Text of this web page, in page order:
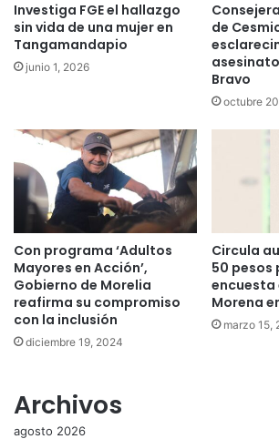
Investiga FGE el hallazgo
sin vida de una mujer en
Tangamandapio
junio 1, 2026
de
Bravo
octubre
Con programa ‘Adultos
Mayores en Acción’,
Gobierno de Morelia
reafirma su compromiso
con la inclusión
diciembre 19, 2024
Circula
50 pesos
encuesta
Morena
marzo 15,
Archivos
agosto 2026